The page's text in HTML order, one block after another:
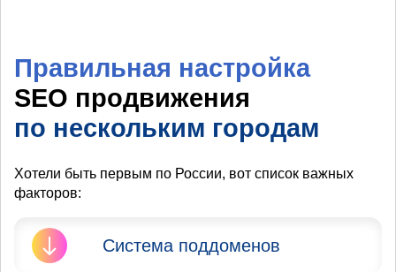
Правильная настройка
SEO продвижения
по нескольким городам
Хотели быть первым по России, вот список важных
факторов:
Система поддоменов